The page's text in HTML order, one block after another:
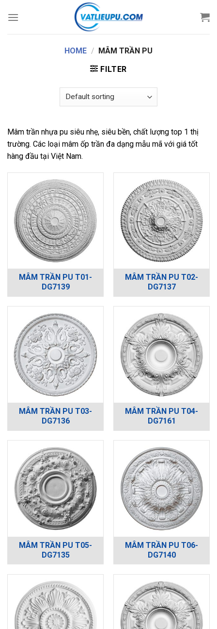
HOME / MÂM TRẦN PU
FILTER
Mâm trần nhựa pu siêu nhẹ, siêu bền, chất lượng top 1 thị
trường. Các loại mâm ốp trần đa dạng mẫu mã với giá tốt
hàng đầu tại Việt Nam.
MÂM TRẦN PU T01-
DG7139
MÂM TRẦN PU T02-
DG7137
MÂM TRẦN PU T03-
DG7136
MÂM TRẦN PU T04-
DG7161
MÂM TRẦN PU T05-
DG7135
MÂM TRẦN PU T06-
DG7140